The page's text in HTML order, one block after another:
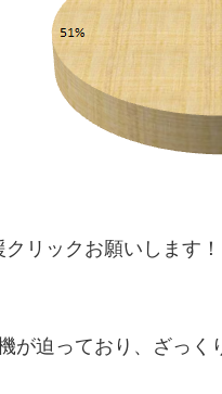
リックお願いします！
が迫っており、ざっく